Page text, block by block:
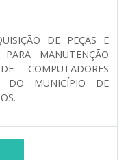
DE PEÇAS E
MANUTENÇÃO
COMPUTADORES
DO MUNICÍPIO DE